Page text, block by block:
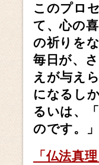
このプロ
て、心の
の祈りを
毎日が、
えが与え
になるし
るいは、
のです。」
「仏法真